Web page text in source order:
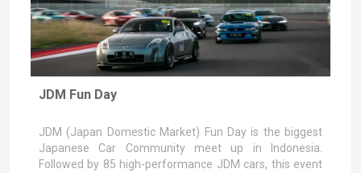
JDM Fun Day
JDM (Japan Domestic Market) Fun Day is the biggest
Japanese Car Community meet up in Indonesia.
Followed by 85 high-performance JDM cars, this event